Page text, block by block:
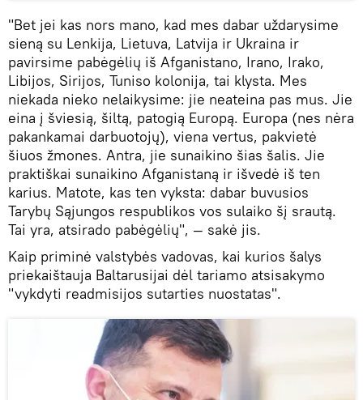
"Bet jei kas nors mano, kad mes dabar uždarysime
sieną su Lenkija, Lietuva, Latvija ir Ukraina ir
pavirsime pabėgėlių iš Afganistano, Irano, Irako,
Libijos, Sirijos, Tuniso kolonija, tai klysta. Mes
niekada nieko nelaikysime: jie neateina pas mus. Jie
eina į šviesią, šiltą, patogią Europą. Europa (nes nėra
pakankamai darbuotojų), viena vertus, pakvietė
šiuos žmones. Antra, jie sunaikino šias šalis. Jie
praktiškai sunaikino Afganistaną ir išvedė iš ten
karius. Matote, kas ten vyksta: dabar buvusios
Tarybų Sąjungos respublikos vos sulaiko šį srautą.
Tai yra, atsirado pabėgėlių", — sakė jis.
Kaip priminė valstybės vadovas, kai kurios šalys
priekaištauja Baltarusijai dėl tariamo atsisakymo
"vykdyti readmisijos sutarties nuostatas".